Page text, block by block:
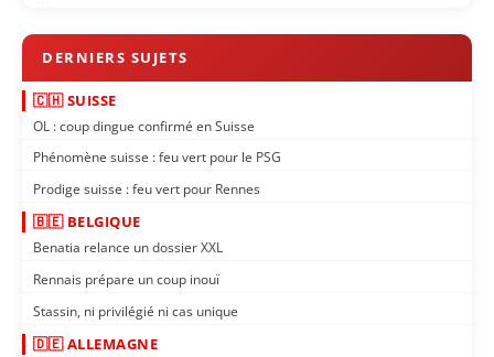
🇨🇭 SUISSE
OL : coup dingue confirmé en Suisse
Phénomène suisse : feu vert pour le PSG
Prodige suisse : feu vert pour Rennes
🇧🇪 BELGIQUE
Benatia relance un dossier XXL
Rennais prépare un coup inouï
Stassin, ni privilégié ni cas unique
🇩🇪 ALLEMAGNE